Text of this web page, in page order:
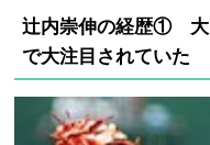
辻内崇伸の経歴① 大
で大注目されていた